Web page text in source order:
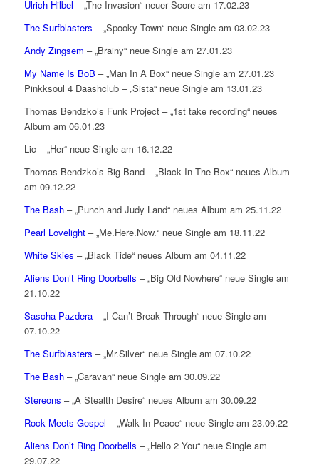
Ulrich Hilbel – „The Invasion“ neuer Score am 17.02.23
The Surfblasters – „Spooky Town“ neue Single am 03.02.23
Andy Zingsem – „Brainy“ neue Single am 27.01.23
My Name Is BoB – „Man In A Box“ neue Single am 27.01.23
Pinkksoul 4 Daashclub – „Sista“ neue Single am 13.01.23
Thomas Bendzko’s Funk Project – „1st take recording“ neues
Album am 06.01.23
Lic – „Her“ neue Single am 16.12.22
Thomas Bendzko’s Big Band – „Black In The Box“ neues Album
am 09.12.22
The Bash– „Punch and Judy Land“ neues Album am 25.11.22
Pearl Lovelight– „Me.Here.Now.“ neue Single am 18.11.22
White Skies – „Black Tide“ neues Album am 04.11.22
Aliens Don’t Ring Doorbells – „Big Old Nowhere“ neue Single am
21.10.22
Sascha Pazdera– „I Can’t Break Through“ neue Single am
07.10.22
The Surfblasters – „Mr.Silver“ neue Single am 07.10.22
The Bash– „Caravan“ neue Single am 30.09.22
Stereons – „A Stealth Desire“ neues Album am 30.09.22
Rock Meets Gospel – „Walk In Peace“ neue Single am 23.09.22
Aliens Don’t Ring Doorbells – „Hello 2 You“ neue Single am
29.07.22